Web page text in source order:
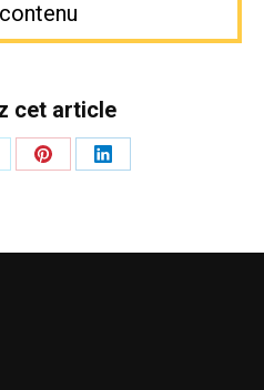
cet article
PartagerPartager